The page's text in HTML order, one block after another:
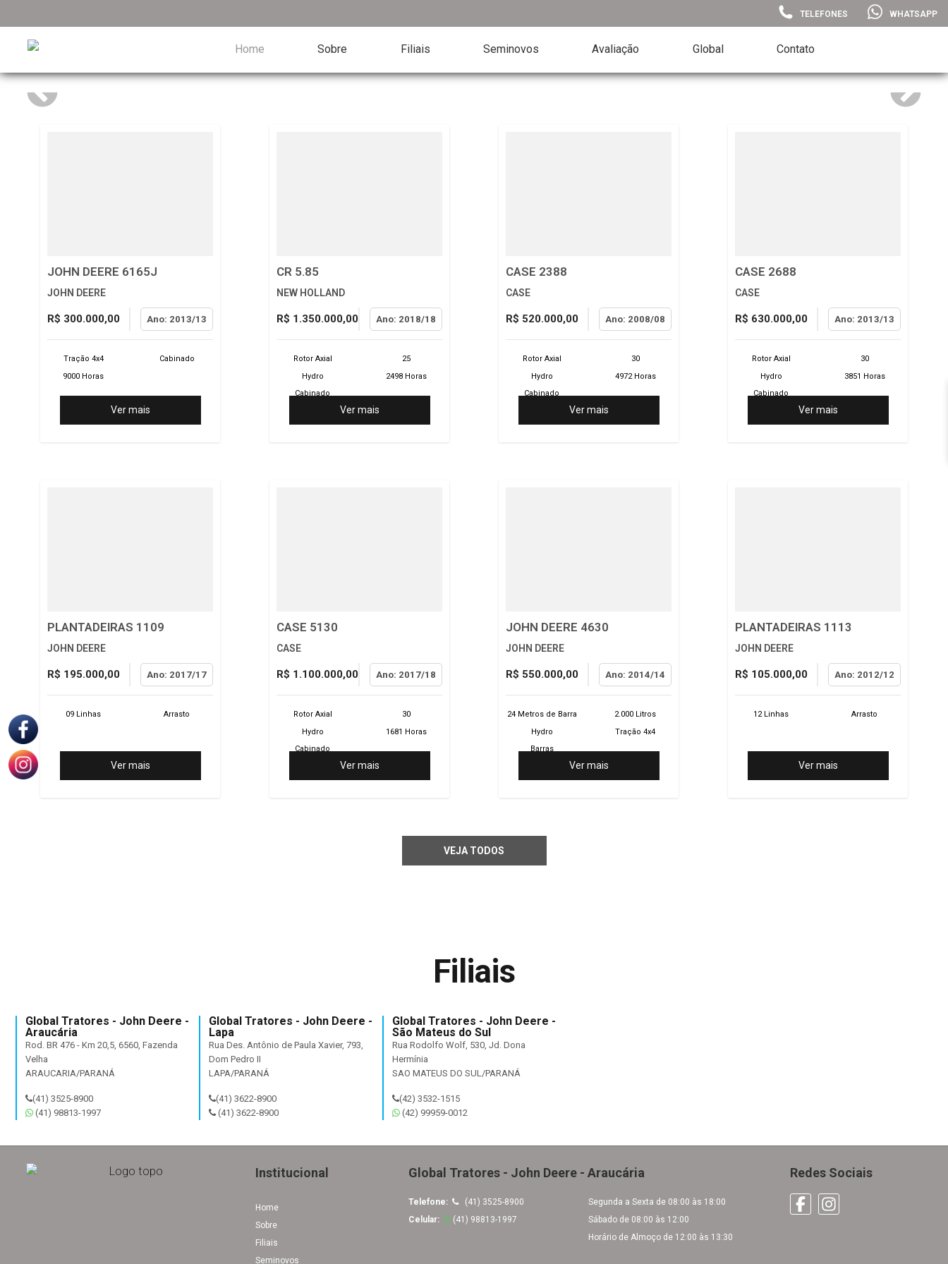
TELEFONES WHATSAPP
Home Sobre Filiais Seminovos Avaliação Global Contato
JOHN DEERE 6165J
JOHN DEERE
R$ 300.000,00 Ano: 2013/13
Tração 4x4
Cabinado
9000 Horas
Ver mais
CR 5.85
NEW HOLLAND
R$ 1.350.000,00 Ano: 2018/18
Rotor Axial
25
Hydro
2498 Horas
Cabinado
Ver mais
CASE 2388
CASE
R$ 520.000,00 Ano: 2008/08
Rotor Axial
30
Hydro
4972 Horas
Cabinado
Ver mais
CASE 2688
CASE
R$ 630.000,00 Ano: 2013/13
Rotor Axial
30
Hydro
3851 Horas
Cabinado
Ver mais
PLANTADEIRAS 1109
JOHN DEERE
R$ 195.000,00 Ano: 2017/17
09 Linhas Arrasto
Ver mais
CASE 5130
CASE
R$ 1.100.000,00 Ano: 2017/18
Rotor Axial
30
Hydro
1681 Horas
Cabinado
Ver mais
JOHN DEERE 4630
JOHN DEERE
R$ 550.000,00 Ano: 2014/14
24 Metros de Barra
2.000 Litros
Hydro
Tração 4x4
Barras
Ver mais
PLANTADEIRAS 1113
JOHN DEERE
R$ 105.000,00 Ano: 2012/12
12 Linhas Arrasto
Ver mais
VEJA TODOS
Filiais
Global Tratores - John Deere -
Araucária
Rod. BR 476 - Km 20,5, 6560, Fazenda
Velha
ARAUCARIA/PARANÁ
(41) 3525-8900
(41) 98813-1997
Global Tratores - John Deere -
Lapa
Rua Des. Antônio de Paula Xavier, 793,
Dom Pedro II
LAPA/PARANÁ
(41) 3622-8900
(41) 3622-8900
Global Tratores - John Deere -
São Mateus do Sul
Rua Rodolfo Wolf, 530, Jd. Dona
Hermínia
SAO MATEUS DO SUL/PARANÁ
(42) 3532-1515
(42) 99959-0012
Institucional
Home
Sobre
Filiais
Seminovos
Global Tratores - John Deere - Araucária
Telefone:
(41) 3525-8900
Celular:
(41) 98813-1997
Segunda a Sexta de 08:00 às 18:00
Sábado de 08:00 às 12:00
Horário de Almoço de 12:00 às 13:30
Redes Sociais